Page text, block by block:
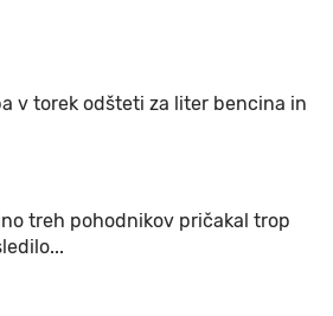
v torek odšteti za liter bencina in
treh pohodnikov pričakal trop